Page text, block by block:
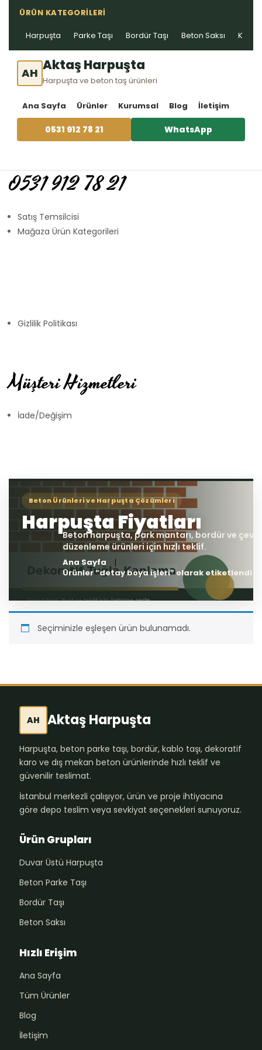
ÜRÜN KATEGORILERI
Harpuşta Parke Taşı Bordür Taşı Beton Saksı Kablo
AH Aktaş Harpuşta
Harpuşta ve beton taş ürünleri
Ana Sayfa Ürünler Kurumsal Blog İletişim
0531 912 78 21 WhatsApp
0531 912 78 21
Satış Temsilcisi
Mağaza Ürün Kategorileri
Gizlilik Politikası
Müşteri Hizmetleri
İade/Değişim
Ana Sayfa
Ürünler “detay boya işleri” olarak etiketlendi
Seçiminizle eşleşen ürün bulunamadı.
AH Aktaş Harpuşta
Harpuşta, beton parke taşı, bordür, kablo taşı, dekoratif
karo ve dış mekan beton ürünlerinde hızlı teklif ve
güvenilir teslimat.
İstanbul merkezli çalışıyor, ürün ve proje ihtiyacına
göre depo teslim veya sevkiyat seçenekleri sunuyoruz.
Ürün Grupları
Duvar Üstü Harpuşta
Beton Parke Taşı
Bordür Taşı
Beton Saksı
Hızlı Erişim
Ana Sayfa
Tüm Ürünler
Blog
İletişim